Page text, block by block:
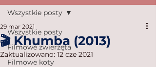
Wszystkie posty
Filmowe zwierzęta
Filmowe koty
Wszystkie posty
🎬 Khumba (2013)
29 mar 2021
Zaktualizowano: 12 cze 2021